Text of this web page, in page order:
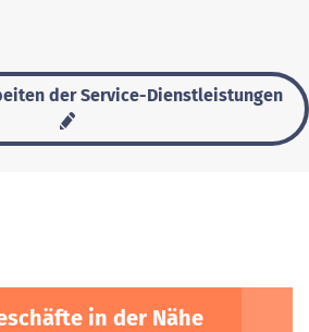
der Service-Dienstleistungen
in der Nähe